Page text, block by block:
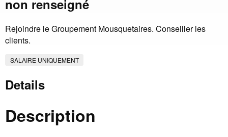
non renseigné
Rejoindre le Groupement Mousquetaires. Conseiller les
clients.
SALAIRE UNIQUEMENT
Details
Description